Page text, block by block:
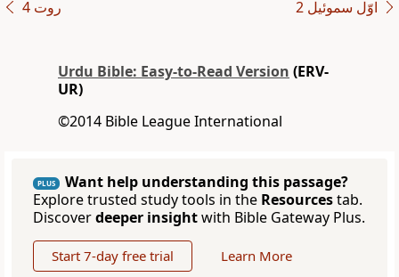
روت 4 اوّل سموئیل 2
Urdu Bible: Easy-to-Read Version (ERV-
UR)
©2014 Bible League International
PLUS
Want help understanding this passage?
Explore trusted study tools in the Resourcestab.
Discoverdeeper insightwith Bible Gateway Plus.
Start 7-day free trial Learn More